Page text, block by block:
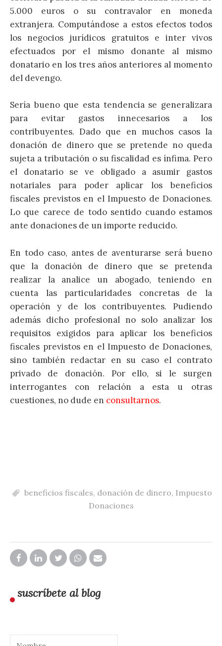
5.000 euros o su contravalor en moneda
extranjera. Computándose a estos efectos todos
los negocios jurídicos gratuitos e inter vivos
efectuados por el mismo donante al mismo
donatario en los tres años anteriores al momento
del devengo.
Sería bueno que esta tendencia se generalizara
para evitar gastos innecesarios a los
contribuyentes. Dado que en muchos casos la
donación de dinero que se pretende no queda
sujeta a tributación o su fiscalidad es ínfima. Pero
el donatario se ve obligado a asumir gastos
notariales para poder aplicar los beneficios
fiscales previstos en el Impuesto de Donaciones.
Lo que carece de todo sentido cuando estamos
ante donaciones de un importe reducido.
En todo caso, antes de aventurarse será bueno
que la donación de dinero que se pretenda
realizar la analice un abogado, teniendo en
cuenta las particularidades concretas de la
operación y de los contribuyentes. Pudiendo
además dicho profesional no solo analizar los
requisitos exigidos para aplicar los beneficios
fiscales previstos en el Impuesto de Donaciones,
sino también redactar en su caso el contrato
privado de donación. Por ello, si le surgen
interrogantes con relación a esta u otras
cuestiones, no dude en consultarnos.
beneficios fiscales, donación de dinero, Impuesto
Donaciones
suscríbete al blog